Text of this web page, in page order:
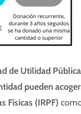
de Utilidad Pública
pueden
Físicas (IRPF)